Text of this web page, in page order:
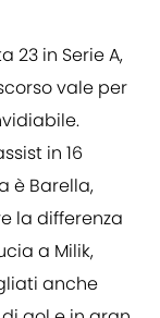
23 in Serie A,
vale per
in 16
è Barella,
la differenza
a Milik,
anche